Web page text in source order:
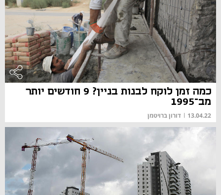
כמה זמן לוקח לבנות בניין? 9 חודשים יותר
מב־1995
13.04.22
| דורון ברויטמן